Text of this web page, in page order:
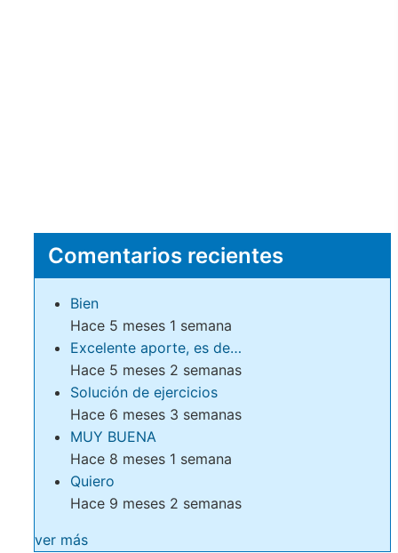
Comentarios recientes
Bien
Hace 5 meses 1 semana
Excelente aporte, es de…
Hace 5 meses 2 semanas
Solución de ejercicios
Hace 6 meses 3 semanas
MUY BUENA
Hace 8 meses 1 semana
Quiero
Hace 9 meses 2 semanas
ver más